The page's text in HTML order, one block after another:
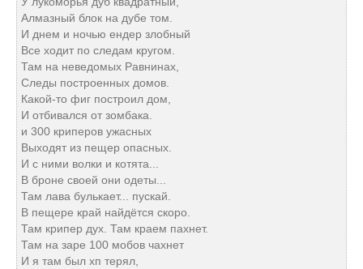
Алмазный блок на дубе том.
И днем и ночью ендер злобный
Все ходит по следам кругом.
Там на неведомых Равнинах,
Следы построенных домов.
Какой-то фиг построил дом,
И отбивался от зомбака.
и 300 криперов ужасных
Выходят из пещер опасных.
И с ними волки и котята...
В броне своей они одеты...
Там лава булькает... пускай.
В пещере край найдётся скоро.
Там крипер дух. Там краем пахнет.
Там на заре 100 мобов чахнет
И я там был хп терял,